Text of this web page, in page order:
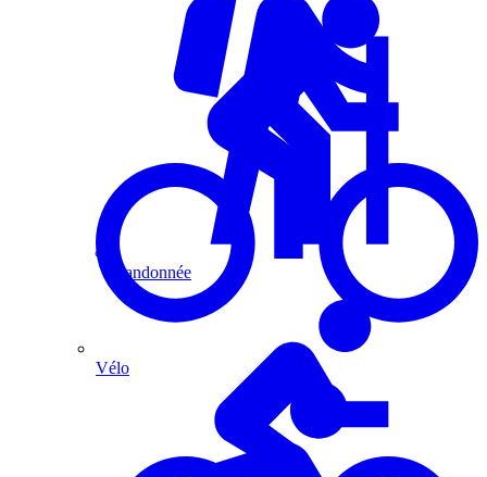
Randonnée
Vélo